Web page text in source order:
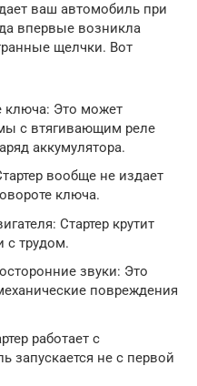
ваш автомобиль при
впервые возникла
щелчки. Вот
ключа: Это может
с втягивающим реле
аккумулятора.
вообще не издает
ключа.
Стартер крутит
с трудом.
звуки: Это
повреждения
работает с
запускается не с первой